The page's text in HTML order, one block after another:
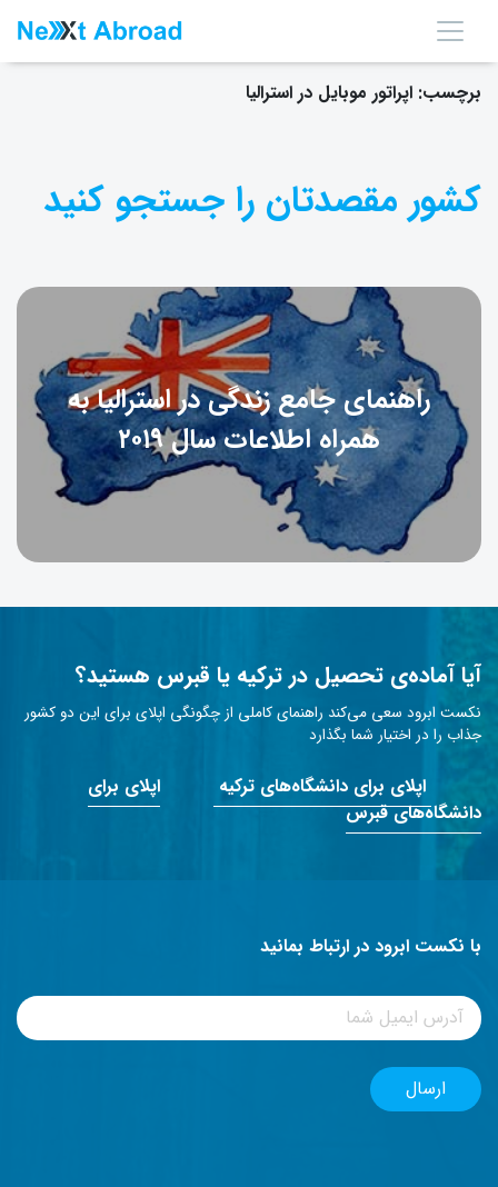
برچسب: اپراتور موبایل در استرالیا
کشور مقصدتان را جستجو کنید
راهنمای جامع زندگی در استرالیا به
همراه اطلاعات سال ۲۰۱۹
آیا آماده‌ی تحصیل در ترکیه یا قبرس هستید؟
نکست ابرود سعی می‌کند راهنمای کاملی از چگونگی اپلای برای این دو کشور
جذاب را در اختیار شما بگذارد
اپلای برای دانشگاه‌های ترکیه
اپلای برای
دانشگاه‌های قبرس
با نکست ابرود در ارتباط بمانید